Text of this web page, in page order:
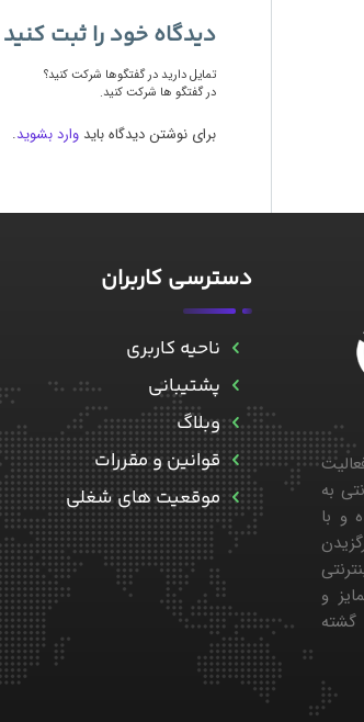
دیدگاه خود را ثبت کنید
تمایل دارید در گفتگوها شرکت کنید؟
در گفتگو ها شرکت کنید.
برای نوشتن دیدگاه بایدوارد بشوید.
از سال ۱۳۸۶ فعالیت
به
و با
و
گشته
دسترسی کاربران
ناحیه کاربری
پشتیبانی
وبلاگ
قوانین و مقررات
موقعیت های شغلی